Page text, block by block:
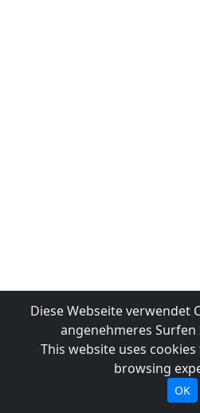
Diese Webseite verwendet
angenehmeres
This website uses
browsing
OK